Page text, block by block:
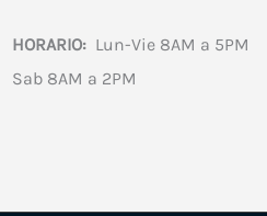
HORARIO:Lun-Vie 8AM a 5PM
Sab 8AM a 2PM